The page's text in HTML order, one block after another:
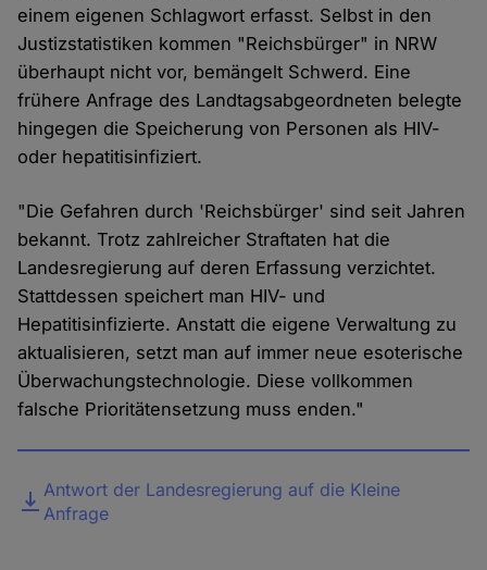
einem eigenen Schlagwort erfasst. Selbst in den
Justizstatistiken kommen "Reichsbürger" in NRW
überhaupt nicht vor, bemängelt Schwerd. Eine
frühere Anfrage des Landtagsabgeordneten belegte
hingegen die Speicherung von Personen als HIV-
oder hepatitisinfiziert.
"Die Gefahren durch 'Reichsbürger' sind seit Jahren
bekannt. Trotz zahlreicher Straftaten hat die
Landesregierung auf deren Erfassung verzichtet.
Stattdessen speichert man HIV- und
Hepatitisinfizierte. Anstatt die eigene Verwaltung zu
aktualisieren, setzt man auf immer neue esoterische
Überwachungstechnologie. Diese vollkommen
falsche Prioritätensetzung muss enden."
DateiAntwort der Landesregierung auf die Kleine
Anfrage